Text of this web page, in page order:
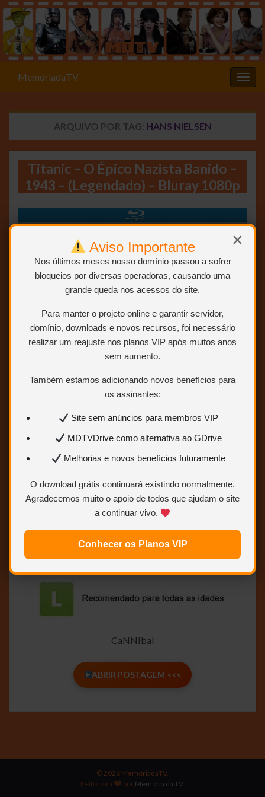
×
Aviso Importante
Nos últimos meses nosso domínio passou a sofrer
bloqueios por diversas operadoras, causando uma
grande queda nos acessos do site.
Para manter o projeto online e garantir servidor,
domínio, downloads e novos recursos, foi necessário
realizar um reajuste nos planos VIP após muitos anos
sem aumento.
Também estamos adicionando novos benefícios para
os assinantes:
Site sem anúncios para membros VIP
MDTVDrive como alternativa ao GDrive
Melhorias e novos benefícios futuramente
O download grátis continuará existindo normalmente.
Agradecemos muito o apoio de todos que ajudam o site
a continuar vivo.
Conhecer os Planos VIP
MemóriadaTV
ARQUIVO POR TAG: HANS NIELSEN
Titanic – O Épico Nazista Banido –
1943 – (Legendado) – Bluray 1080p
BLURAY 1080p – ALEMÃO (LEGENDADO EM
NOVO …
CaNNIbal
ABRIR POSTAGEM <<<
© 2026 MemóriadaTV.
Feito com
por Memória da TV.